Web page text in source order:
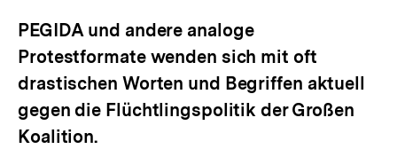
PEGIDA und andere analoge
Protestformate wenden sich mit oft
drastischen Worten und Begriffen aktuell
gegen die Flüchtlingspolitik der Großen
Koalition.